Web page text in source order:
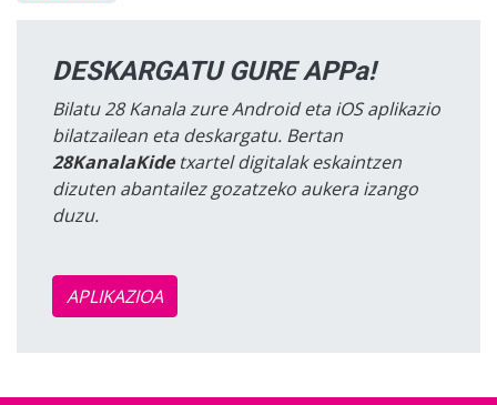
DESKARGATU GURE APPa!
Bilatu 28 Kanala zure Android eta iOS aplikazio
bilatzailean eta deskargatu. Bertan
28KanalaKidetxartel digitalak eskaintzen
dizuten abantailez gozatzeko aukera izango
duzu.
APLIKAZIOA